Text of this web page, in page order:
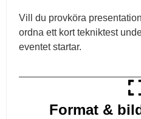
Vill du provköra
ordna ett kort tekniktest
eventet startar.
Format &